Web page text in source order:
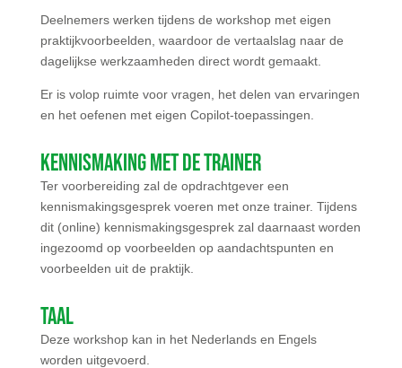
Deelnemers werken tijdens de workshop met eigen
praktijkvoorbeelden, waardoor de vertaalslag naar de
dagelijkse werkzaamheden direct wordt gemaakt.
Er is volop ruimte voor vragen, het delen van ervaringen
en het oefenen met eigen Copilot-toepassingen.
Kennismaking met de trainer
Ter voorbereiding zal de opdrachtgever een
kennismakingsgesprek voeren met onze trainer. Tijdens
dit (online) kennismakingsgesprek zal daarnaast worden
ingezoomd op voorbeelden op aandachtspunten en
voorbeelden uit de praktijk.
Taal
Deze workshop kan in het Nederlands en Engels
worden uitgevoerd.